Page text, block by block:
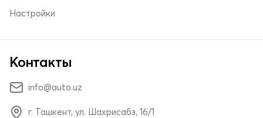
Настройки
Контакты
info@auto.uz
г. Ташкент, ул. Шахрисабз, 16/1